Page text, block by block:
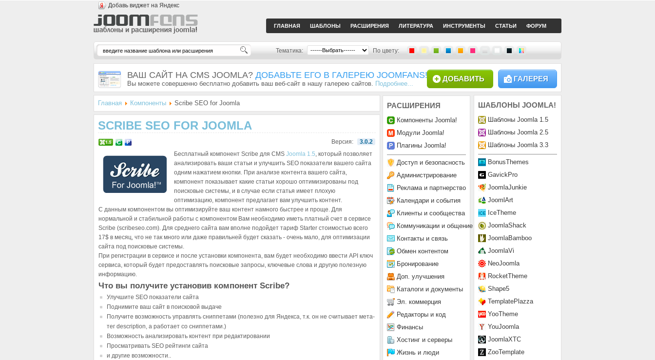
Добавь виджет на Яндекс
ГЛАВНАЯ ШАБЛОНЫ РАСШИРЕНИЯ ЛИТЕРАТУРА ИНСТРУМЕНТЫ СТАТЬИ ФОРУМ
Тематика: По цвету:
ВАШ САЙТ НА CMS JOOMLA? ДОБАВЬТЕ ЕГО В ГАЛЕРЕЮ JOOMFANS!
Вы можете совершенно бесплатно добавить ваш веб-сайт в нашу галерею сайтов. Подробнее...
ГАЛЕРЕЯ
ДОБАВИТЬ
Главная Компоненты Scribe SEO for Joomla
SCRIBE SEO FOR JOOMLA
Версия:
3.0.2
Бесплатный компонент Scribe для CMS Joomla 1.5, который позволяет
анализировать ваши статьи и улучшить SEO показатели вашего сайта
одним нажатием кнопки. При анализе контента вашего сайта,
компонент показывает какие статьи хорошо оптимизированы под
поисковые системы, и в случае если статья имеет плохую
оптимизацию, компонент предлагает вам улучшить контент.
С данным компонентом вы оптимизируйте ваш контент намного быстрее и проще. Для
нормальной и стабильной работы с компонентом Вам необходимо иметь платный счет в сервисе
Scribe (scribeseo.com). Для среднего сайта вам вполне подойдет тариф Starter стоимостью всего
17$ в месяц, что не так много или даже правильней будет сказать - очень мало, для оптимизации
сайта под поисковые системы.
При регистрации в сервисе и после установки компонента, вам будет необходимо ввести API ключ
сервиса, который будет предоставлять поисковые запросы, ключевые слова и другую полезную
информацию.
Что вы получите установив компонент Scribe?
Улучшите SEO показатели сайта
Поднимите ваш сайт в поисковой выдаче
Получите возможность управлять сниппетами (полезно для Яндекса, т.к. он не считывает мета-
тег description, а работает со сниппетами.)
Возможность анализировать контент при редактировании
Просматривать SEO рейтинги сайта
и другие возможности..
ШАБЛОНЫ JOOMLA!
Шаблоны Joomla 1.5
Шаблоны Joomla 2.5
Шаблоны Joomla 3.3
BonusThemes
GavickPro
JoomlaJunkie
JoomlArt
IceTheme
JoomlaShack
JoomlaBamboo
JoomlaVi
NeoJoomla
RocketTheme
Shape5
TemplatePlazza
YooTheme
YouJoomla
JoomlaXTC
ZooTemplate
РАСШИРЕНИЯ
Компоненты Joomla!
Модули Joomla!
Плагины Joomla!
Доступ и безопасность
Администрирование
Реклама и партнерство
Календари и события
Клиенты и сообщества
Коммуникации и общение
Контакты и связь
Обмен контентом
Бронирование
Доп. улучшения
Каталоги и документы
Эл. коммерция
Редакторы и код
Финансы
Хостинг и серверы
Жизнь и люди